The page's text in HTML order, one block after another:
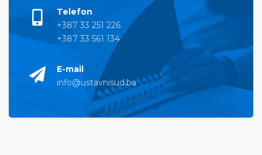
Telefon
+387 33 251 226
+387 33 561 134
E-mail
info@ustavnisud.ba